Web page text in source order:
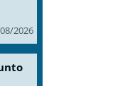
2026